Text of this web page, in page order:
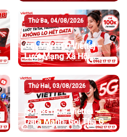
Thứ Ba, 04/08/2026
Gói MXH100 Viettel –
Lướt Mạng Xã Hội
Không Lo Hết Data
Thứ Hai, 03/08/2026
Gói 5G160B Viettel –
Data Mạnh, Gọi Thả Ga
Cho Cả Tháng